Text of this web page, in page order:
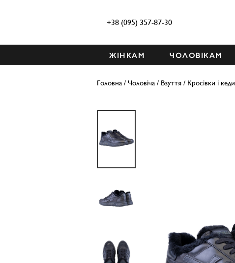
+38 (095) 357-87-30
ЖІНКАМ ЧОЛОВІКАМ
Головна / Чоловіча / Взуття / Кросівки і кеди